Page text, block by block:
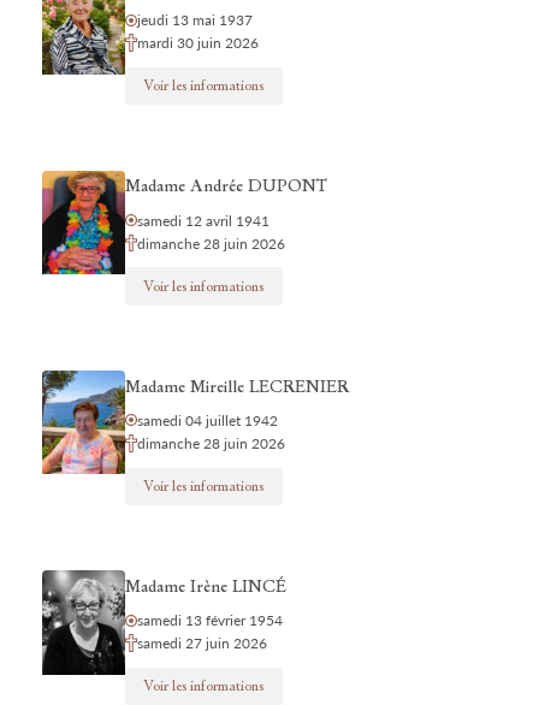
jeudi 13 mai 1937
mardi 30 juin 2026
Voir les informations
Madame Andrée DUPONT
samedi 12 avril 1941
dimanche 28 juin 2026
Voir les informations
Madame Mireille LECRENIER
samedi 04 juillet 1942
dimanche 28 juin 2026
Voir les informations
Madame Irène LINCÉ
samedi 13 février 1954
samedi 27 juin 2026
Voir les informations